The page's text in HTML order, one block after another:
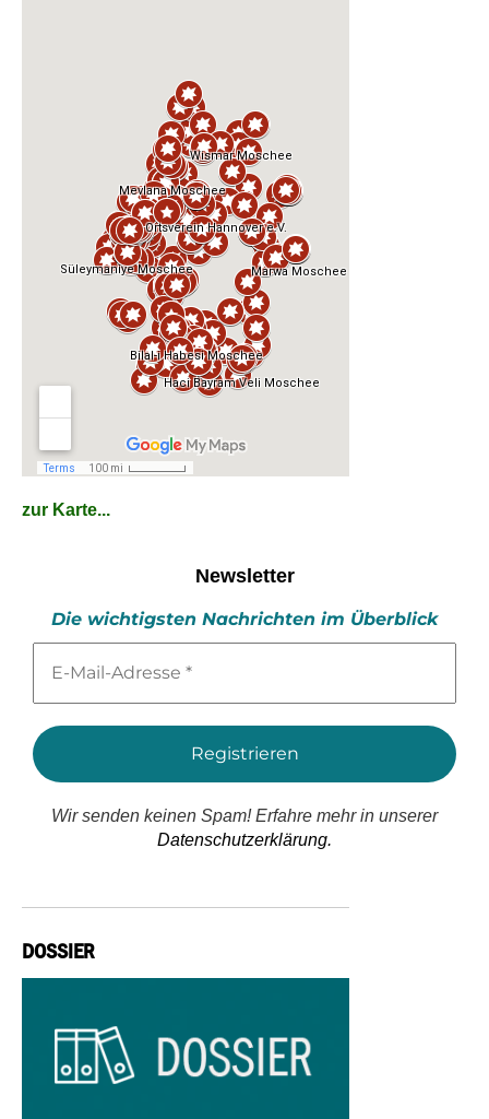
zur Karte...
Newsletter
Die wichtigsten Nachrichten im Überblick
Mail-
*
Wir senden keinen Spam! Erfahre mehr in unserer
Datenschutzerklärung.
DOSSIER